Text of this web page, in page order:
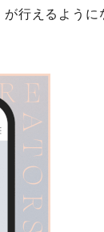
行えるように